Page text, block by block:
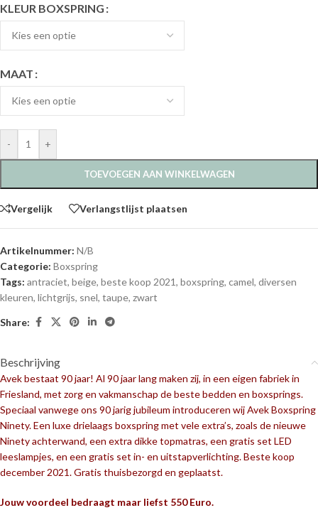
KLEUR BOXSPRING
MAAT
- +
TOEVOEGEN AAN WINKELWAGEN
Vergelijk Verlangstlijst plaatsen
Artikelnummer: N/B
Categorie: Boxspring
Tags: antraciet, beige, beste koop 2021, boxspring, camel, diversen
kleuren, lichtgrijs, snel, taupe, zwart
Share:
Beschrijving
Avek bestaat 90 jaar! Al 90 jaar lang maken zij, in een eigen fabriek in
Friesland, met zorg en vakmanschap de beste bedden en boxsprings.
Speciaal vanwege ons 90 jarig jubileum introduceren wij Avek Boxspring
Ninety. Een luxe drielaags boxspring met vele extra’s, zoals de nieuwe
Ninety achterwand, een extra dikke topmatras, een gratis set LED
leeslampjes, en een gratis set in- en uitstapverlichting. Beste koop
december 2021. Gratis thuisbezorgd en geplaatst.
Jouw voordeel bedraagt maar liefst 550 Euro.